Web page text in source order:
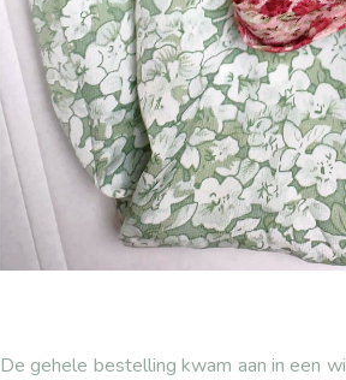
De gehele bestelling kwam aan in een